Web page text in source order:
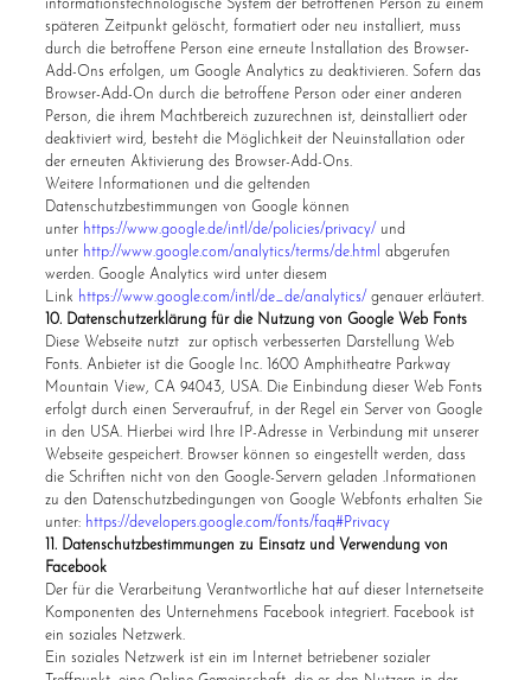
informationstechnologische System der betroffenen Person zu einem
späteren Zeitpunkt gelöscht, formatiert oder neu installiert, muss
durch die betroffene Person eine erneute Installation des Browser-
Add-Ons erfolgen, um Google Analytics zu deaktivieren. Sofern das
Browser-Add-On durch die betroffene Person oder einer anderen
Person, die ihrem Machtbereich zuzurechnen ist, deinstalliert oder
deaktiviert wird, besteht die Möglichkeit der Neuinstallation oder
der erneuten Aktivierung des Browser-Add-Ons.
Weitere Informationen und die geltenden
Datenschutzbestimmungen von Google können
unter https://www.google.de/intl/de/policies/privacy/ und
unter http://www.google.com/analytics/terms/de.html
abgerufen
werden. Google Analytics wird unter diesem
Link https://www.google.com/intl/de_de/analytics/ genauer erläutert.
10. Datenschutzerklärung für die Nutzung von Google Web Fonts
Diese Webseite nutzt zur optisch verbesserten Darstellung Web
Fonts. Anbieter ist die Google Inc. 1600 Amphitheatre Parkway
Mountain View, CA 94043, USA. Die Einbindung dieser Web Fonts
erfolgt durch einen Serveraufruf, in der Regel ein Server von Google
in den USA. Hierbei wird Ihre IP-Adresse in Verbindung mit unserer
Webseite gespeichert. Browser können so eingestellt werden, dass
die Schriften nicht von den Google-Servern geladen .Informationen
zu den Datenschutzbedingungen von Google Webfonts erhalten Sie
unter: https://developers.google.com/fonts/faq#Privacy
11. Datenschutzbestimmungen zu Einsatz und Verwendung von
Facebook
Der für die Verarbeitung Verantwortliche hat auf dieser Internetseite
Komponenten des Unternehmens Facebook integriert. Facebook ist
ein soziales Netzwerk.
Ein soziales Netzwerk ist ein im Internet betriebener sozialer